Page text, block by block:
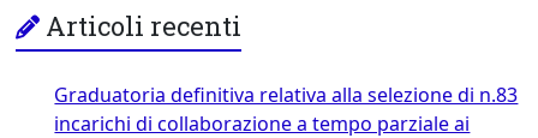
Articoli recenti
Graduatoria definitiva relativa alla selezione di n.83
incarichi di collaborazione a tempo parziale ai